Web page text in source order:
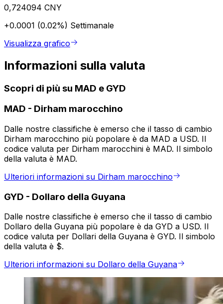
0,724094 CNY
+0.0001 (0.02%) Settimanale
Visualizza grafico
Informazioni sulla valuta
Scopri di più su MAD e GYD
MAD - Dirham marocchino
Dalle nostre classifiche è emerso che il tasso di cambio
Dirham marocchino più popolare è da MAD a USD. Il
codice valuta per Dirham marocchini è MAD. Il simbolo
della valuta è MAD.
Ulteriori informazioni su Dirham marocchino
GYD - Dollaro della Guyana
Dalle nostre classifiche è emerso che il tasso di cambio
Dollaro della Guyana più popolare è da GYD a USD. Il
codice valuta per Dollari della Guyana è GYD. Il simbolo
della valuta è $.
Ulteriori informazioni su Dollaro della Guyana